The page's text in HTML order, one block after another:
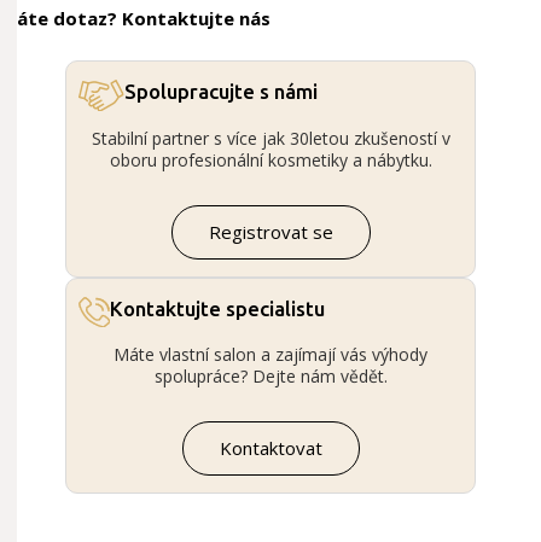
Máte dotaz? Kontaktujte nás
Spolupracujte s námi
Stabilní partner s více jak 30letou zkušeností v
oboru profesionální kosmetiky a nábytku.
Registrovat se
Kontaktujte specialistu
Máte vlastní salon a zajímají vás výhody
spolupráce? Dejte nám vědět.
Kontaktovat